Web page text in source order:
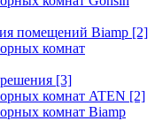
помещений Biamp [2]
комнат
[3]
комнат ATEN [2]
комнат Biamp